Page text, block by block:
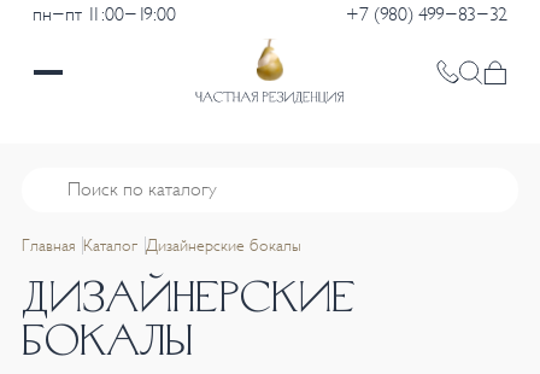
пн-пт 11:00-19:00 +7 (980) 499-83-32
Главная Каталог Дизайнерские бокалы
ДИЗАЙНЕРСКИЕ
БОКАЛЫ